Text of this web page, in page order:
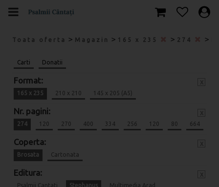
Toata oferta > Magazin > 165 x 235 > 274 >
Carti Donatii
Format:
165 x 235 210 x 210 145 x 205 (A5)
Nr. pagini:
274 120 270 400 334 256 120 80 664
Coperta:
Brosata Cartonata
Editura:
Psalmii Cantati Stephanus Multimedia Arad